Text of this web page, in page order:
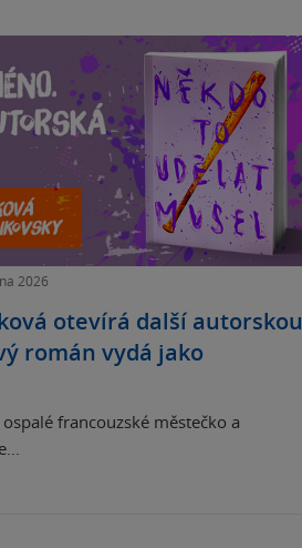
2026
otevírá další autorskou
román vydá jako
francouzské městečko a